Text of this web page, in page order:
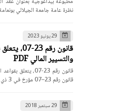
نظرة عامة جامعة الجيلالي
29 يونيو 2023
قانون رقم
والتسيير المالي PDF
قانون رقم 23–07 مؤرخ في 3 ذي الحجة عام 1444 الموا…
29 سبتمبر 2018